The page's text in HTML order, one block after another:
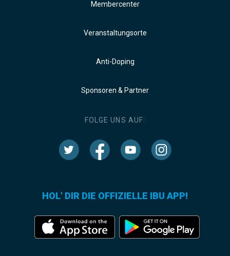
Membercenter
Veranstaltungsorte
Anti-Doping
Sponsoren & Partner
FOLGE UNS AUF:
HOL' DIR DIE OFFIZIELLE IBU APP!